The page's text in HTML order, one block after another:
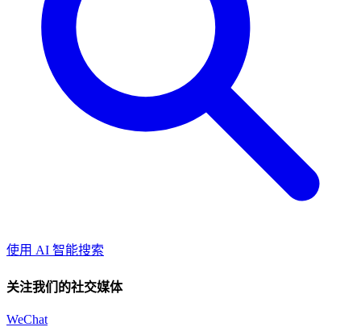
使用 AI 智能搜索
关注我们的社交媒体
WeChat